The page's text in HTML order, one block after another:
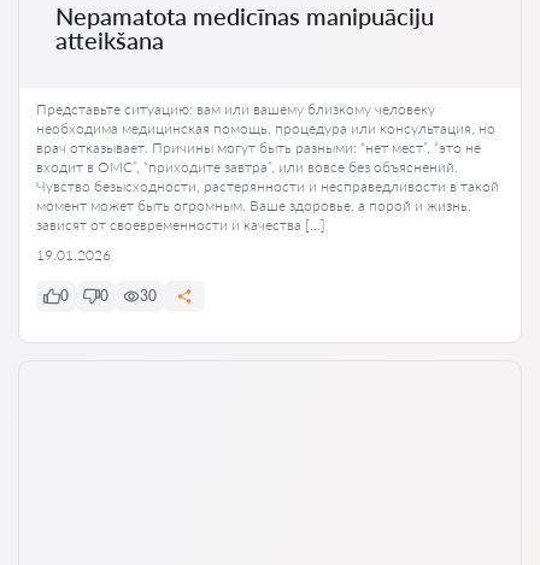
Nepamatota medicīnas manipuāciju
atteikšana
Представьте ситуацию: вам или вашему близкому человеку
необходима медицинская помощь, процедура или консультация, но
врач отказывает. Причины могут быть разными: “нет мест”, “это не
входит в ОМС”, “приходите завтра”, или вовсе без объяснений.
Чувство безысходности, растерянности и несправедливости в такой
момент может быть огромным. Ваше здоровье, а порой и жизнь,
зависят от своевременности и качества […]
19.01.2026
0 0 30